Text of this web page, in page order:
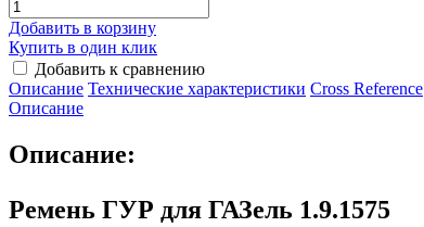
Добавить в корзину
Купить в один клик
Добавить к сравнению
Описание Технические характеристики Сross Reference
Описание
Описание:
Ремень ГУР для ГАЗель 1.9.1575